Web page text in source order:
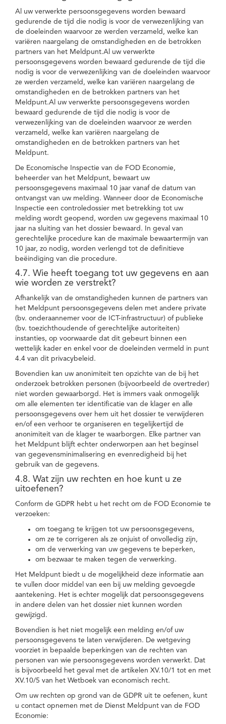
Al uw verwerkte persoonsgegevens worden bewaard
gedurende de tijd die nodig is voor de verwezenlijking van
de doeleinden waarvoor ze werden verzameld, welke kan
variëren naargelang de omstandigheden en de betrokken
partners van het Meldpunt.Al uw verwerkte
persoonsgegevens worden bewaard gedurende de tijd die
nodig is voor de verwezenlijking van de doeleinden waarvoor
ze werden verzameld, welke kan variëren naargelang de
omstandigheden en de betrokken partners van het
Meldpunt.Al uw verwerkte persoonsgegevens worden
bewaard gedurende de tijd die nodig is voor de
verwezenlijking van de doeleinden waarvoor ze werden
verzameld, welke kan variëren naargelang de
omstandigheden en de betrokken partners van het
Meldpunt.
De Economische Inspectie van de FOD Economie,
beheerder van het Meldpunt, bewaart uw
persoonsgegevens maximaal 10 jaar vanaf de datum van
ontvangst van uw melding. Wanneer door de Economische
Inspectie een controledossier met betrekking tot uw
melding wordt geopend, worden uw gegevens maximaal 10
jaar na sluiting van het dossier bewaard. In geval van
gerechtelijke procedure kan de maximale bewaartermijn van
10 jaar, zo nodig, worden verlengd tot de definitieve
beëindiging van die procedure.
4.7. Wie heeft toegang tot uw gegevens en aan
wie worden ze verstrekt?
Afhankelijk van de omstandigheden kunnen de partners van
het Meldpunt persoonsgegevens delen met andere private
(bv. onderaannemer voor de ICT-infrastructuur) of publieke
(bv. toezichthoudende of gerechtelijke autoriteiten)
instanties, op voorwaarde dat dit gebeurt binnen een
wettelijk kader en enkel voor de doeleinden vermeld in punt
4.4 van dit privacybeleid.
Bovendien kan uw anonimiteit ten opzichte van de bij het
onderzoek betrokken personen (bijvoorbeeld de overtreder)
niet worden gewaarborgd. Het is immers vaak onmogelijk
om alle elementen ter identificatie van de klager en alle
persoonsgegevens over hem uit het dossier te verwijderen
en/of een verhoor te organiseren en tegelijkertijd de
anonimiteit van de klager te waarborgen. Elke partner van
het Meldpunt blijft echter onderworpen aan het beginsel
van gegevensminimalisering en evenredigheid bij het
gebruik van de gegevens.
4.8. Wat zijn uw rechten en hoe kunt u ze
uitoefenen?
Conform de GDPR hebt u het recht om de FOD Economie te
verzoeken:
om toegang te krijgen tot uw persoonsgegevens,
om ze te corrigeren als ze onjuist of onvolledig zijn,
om de verwerking van uw gegevens te beperken,
om bezwaar te maken tegen de verwerking.
Het Meldpunt biedt u de mogelijkheid deze informatie aan
te vullen door middel van een bij uw melding gevoegde
aantekening. Het is echter mogelijk dat persoonsgegevens
in andere delen van het dossier niet kunnen worden
gewijzigd.
Bovendien is het niet mogelijk een melding en/of uw
persoonsgegevens te laten verwijderen. De wetgeving
voorziet in bepaalde beperkingen van de rechten van
personen van wie persoonsgegevens worden verwerkt. Dat
is bijvoorbeeld het geval met de artikelen XV.10/1 tot en met
XV.10/5 van het Wetboek van economisch recht.
Om uw rechten op grond van de GDPR uit te oefenen, kunt
u contact opnemen met de Dienst Meldpunt van de FOD
Economie: